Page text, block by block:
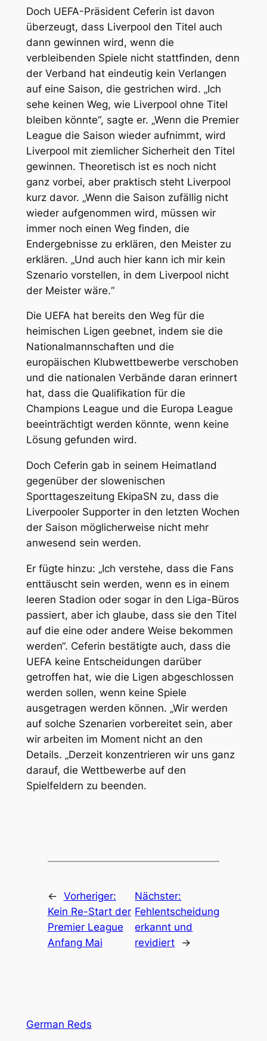
Doch UEFA-Präsident Ceferin ist davon
überzeugt, dass Liverpool den Titel auch
dann gewinnen wird, wenn die
verbleibenden Spiele nicht stattfinden, denn
der Verband hat eindeutig kein Verlangen
auf eine Saison, die gestrichen wird. „Ich
sehe keinen Weg, wie Liverpool ohne Titel
bleiben könnte“, sagte er. „Wenn die Premier
League die Saison wieder aufnimmt, wird
Liverpool mit ziemlicher Sicherheit den Titel
gewinnen. Theoretisch ist es noch nicht
ganz vorbei, aber praktisch steht Liverpool
kurz davor. „Wenn die Saison zufällig nicht
wieder aufgenommen wird, müssen wir
immer noch einen Weg finden, die
Endergebnisse zu erklären, den Meister zu
erklären. „Und auch hier kann ich mir kein
Szenario vorstellen, in dem Liverpool nicht
der Meister wäre.“
Die UEFA hat bereits den Weg für die
heimischen Ligen geebnet, indem sie die
Nationalmannschaften und die
europäischen Klubwettbewerbe verschoben
und die nationalen Verbände daran erinnert
hat, dass die Qualifikation für die
Champions League und die Europa League
beeinträchtigt werden könnte, wenn keine
Lösung gefunden wird.
Doch Ceferin gab in seinem Heimatland
gegenüber der slowenischen
Sporttageszeitung EkipaSN zu, dass die
Liverpooler Supporter in den letzten Wochen
der Saison möglicherweise nicht mehr
anwesend sein werden.
Er fügte hinzu: „Ich verstehe, dass die Fans
enttäuscht sein werden, wenn es in einem
leeren Stadion oder sogar in den Liga-Büros
passiert, aber ich glaube, dass sie den Titel
auf die eine oder andere Weise bekommen
werden“. Ceferin bestätigte auch, dass die
UEFA keine Entscheidungen darüber
getroffen hat, wie die Ligen abgeschlossen
werden sollen, wenn keine Spiele
ausgetragen werden können. „Wir werden
auf solche Szenarien vorbereitet sein, aber
wir arbeiten im Moment nicht an den
Details. „Derzeit konzentrieren wir uns ganz
darauf, die Wettbewerbe auf den
Spielfeldern zu beenden.
← Vorheriger:
Kein Re-Start der
Premier League
Anfang Mai
Nächster:
Fehlentscheidung
erkannt und
revidiert
→
German Reds